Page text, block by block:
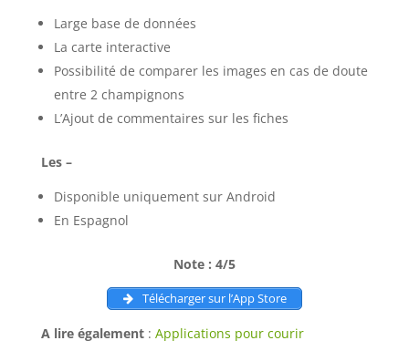
Large base de données
La carte interactive
Possibilité de comparer les images en cas de doute
entre 2 champignons
L’Ajout de commentaires sur les fiches
Les –
Disponible uniquement sur Android
En Espagnol
Note : 4/5
Télécharger sur l’App Store
A lire également: Applications pour courir